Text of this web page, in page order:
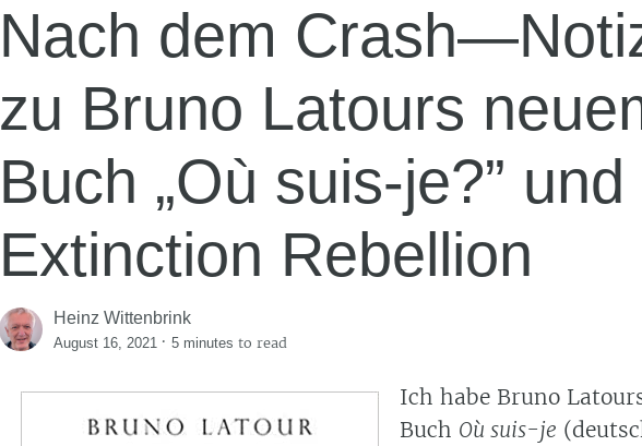
Nach dem
zu Bruno Latours
Buch „Où suis-je?” und
Extinction Rebellion
Heinz Wittenbrink
August 16, 2021 · 5 minutes to read
Ich habe Bruno
Buch Où suis-je